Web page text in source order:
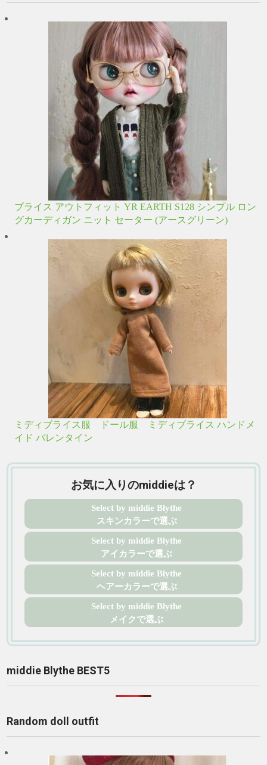
ブライス アウトフィット YR EARTH S128 シンプル ロン
グカーディガン ニット セーター (アースグリーン)
ミディブライス服 ドール服 ミディブライス ハンドメ
イド バレンタイン
お気に入りのmiddieは？
Select by middie Blythe
スキンカラーで選ぶ
Select by middie Blythe
アイカラーで選ぶ
Select by middie Blythe
ヘアーカラーで選ぶ
Select by middie Blythe
メイクで選ぶ
middie Blythe BEST5
Random doll outfit